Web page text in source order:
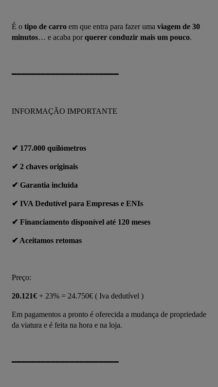
É o tipo de carro em que entra para fazer uma viagem de 30
minutos… e acaba por querer conduzir mais um pouco.
━━━━━━━━━━━━━━━━━━━━━━
INFORMAÇÃO IMPORTANTE
✔ 177.000 quilómetros
✔ 2 chaves originais
✔ Garantia incluída
✔ IVA Dedutível para Empresas e ENIs
✔ Financiamento disponível até 120 meses
✔ Aceitamos retomas
Preço:
20.121€ + 23% = 24.750€ ( Iva dedutível )
Em pagamentos a pronto é oferecida a mudança de propriedade
da viatura e é feita na hora e na loja.
━━━━━━━━━━━━━━━━━━━━━━